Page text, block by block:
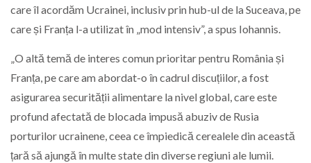
care îl acordăm Ucrainei, inclusiv prin hub-ul de la Suceava, pe
care și Franța l-a utilizat în „mod intensiv”, a spus Iohannis.
„O altă temă de interes comun prioritar pentru România și
Franța, pe care am abordat-o în cadrul discuțiilor, a fost
asigurarea securității alimentare la nivel global, care este
profund afectată de blocada impusă abuziv de Rusia
porturilor ucrainene, ceea ce împiedică cerealele din această
țară să ajungă în multe state din diverse regiuni ale lumii.